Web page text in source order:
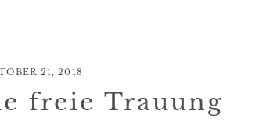
freie Trauung
21, 2018